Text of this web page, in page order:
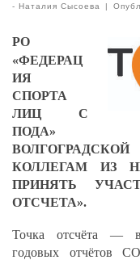
- Наталия Сысоева |
РО
«ФЕДЕРАЦ
ИЯ
СПОРТА
ЛИЦ С
ПОДА»
КОЛЛЕГАМ ИЗ
ПРИНЯТЬ
ОТСЧЕТА».
Точка отсчёта —
годовых отчётов